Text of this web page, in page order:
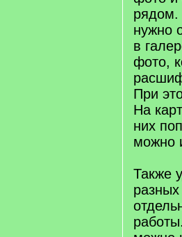
рядом.
нужно
в
фото,
При
На
них
можно
Также